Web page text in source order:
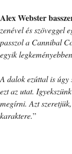
Alex Webster
zenével és szöveggel
passzol a Cannibal
egyik
A dalok ezúttal is úgy
ezt az utat.
megírni. Azt
karaktere.”